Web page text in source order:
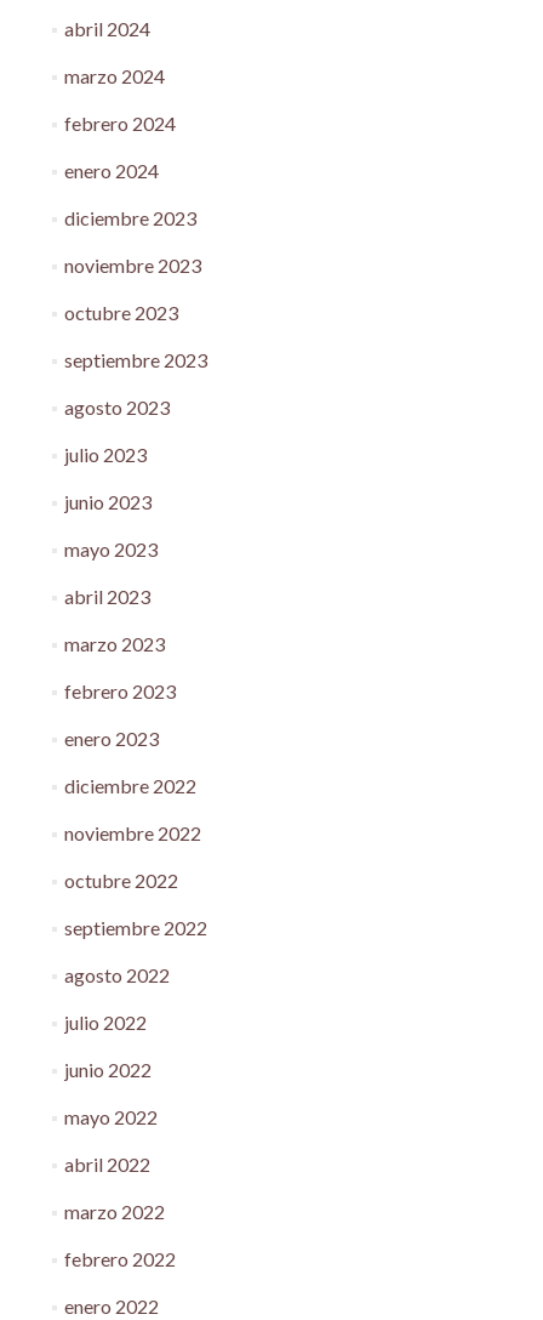
abril 2024
marzo 2024
febrero 2024
enero 2024
diciembre 2023
noviembre 2023
octubre 2023
septiembre 2023
agosto 2023
julio 2023
junio 2023
mayo 2023
abril 2023
marzo 2023
febrero 2023
enero 2023
diciembre 2022
noviembre 2022
octubre 2022
septiembre 2022
agosto 2022
julio 2022
junio 2022
mayo 2022
abril 2022
marzo 2022
febrero 2022
enero 2022